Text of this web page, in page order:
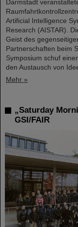
Darmstadt
Artificial Intelligence
Research (AISTAR).
Geist des
Partnerschaften beim
Symposium schuf
den Austausch von
Mehr »
„Saturday
GSI/FAIR